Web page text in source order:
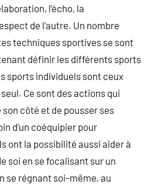
l’écho, la
de l’autre. Un nombre
techniques sportives se sont
définir les différents sports
sports individuels sont ceux
seul. Ce sont des actions qui
côté et de pousser ses
d’un coéquipier pour
ont la possibilité aussi aider à
soi en se focalisant sur un
se régnant soi-même, au